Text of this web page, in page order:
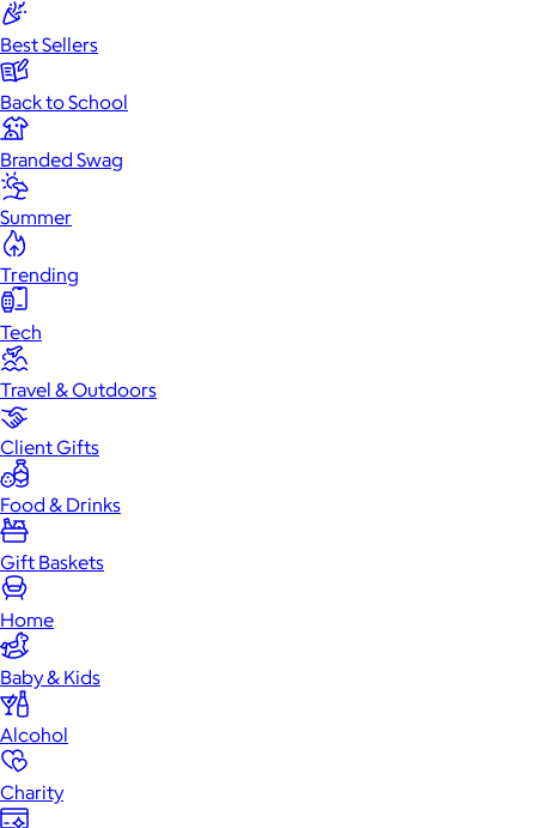
Best Sellers
Back to School
Branded Swag
Summer
Trending
Tech
Travel & Outdoors
Client Gifts
Food & Drinks
Gift Baskets
Home
Baby & Kids
Alcohol
Charity